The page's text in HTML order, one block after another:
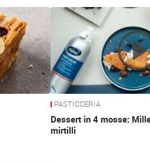
PASTICCERIA
Dessert in 4 mosse:
mirtilli